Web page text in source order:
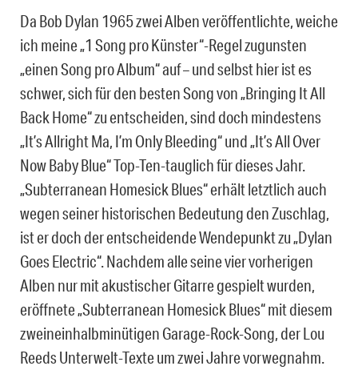
Da Bob Dylan 1965 zwei Alben veröffentlichte, weiche
ich meine „1 Song pro Künster“-Regel zugunsten
„einen Song pro Album“ auf – und selbst hier ist es
schwer, sich für den besten Song von „Bringing It All
Back Home“ zu entscheiden, sind doch mindestens
„It’s Allright Ma, I’m Only Bleeding“ und „It’s All Over
Now Baby Blue“ Top-Ten-tauglich für dieses Jahr.
„Subterranean Homesick Blues“ erhält letztlich auch
wegen seiner historischen Bedeutung den Zuschlag,
ist er doch der entscheidende Wendepunkt zu „Dylan
Goes Electric“. Nachdem alle seine vier vorherigen
Alben nur mit akustischer Gitarre gespielt wurden,
eröffnete „Subterranean Homesick Blues“ mit diesem
zweineinhalbminütigen Garage-Rock-Song, der Lou
Reeds Unterwelt-Texte um zwei Jahre vorwegnahm.